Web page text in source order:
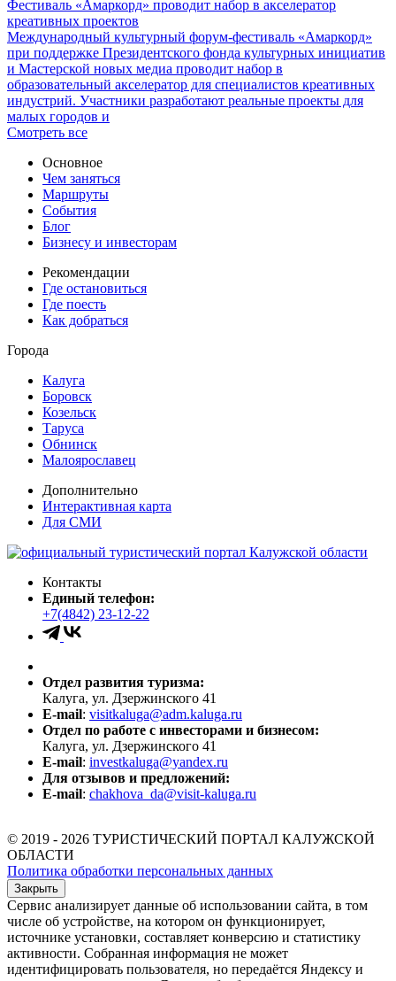
Фестиваль «Амаркорд» проводит набор в акселератор
креативных проектов
Международный культурный форум-фестиваль «Амаркорд»
при поддержке Президентского фонда культурных инициатив
и Мастерской новых медиа проводит набор в
образовательный акселератор для специалистов креативных
индустрий. Участники разработают реальные проекты для
малых городов и
Смотреть все
Основное
Чем заняться
Маршруты
События
Блог
Бизнесу и инвесторам
Рекомендации
Где остановиться
Где поесть
Как добраться
Города
Калуга
Боровск
Козельск
Таруса
Обнинск
Малоярославец
Дополнительно
Интерактивная карта
Для СМИ
Контакты
Единый телефон:
+7(4842) 23-12-22
Отдел развития туризма:
Калуга, ул. Дзержинского 41
E-mail: visitkaluga@adm.kaluga.ru
Отдел по работе с инвесторами и бизнесом:
Калуга, ул. Дзержинского 41
E-mail: investkaluga@yandex.ru
Для отзывов и предложений:
E-mail: chakhova_da@visit-kaluga.ru
© 2019 - 2026 ТУРИСТИЧЕСКИЙ ПОРТАЛ КАЛУЖСКОЙ
ОБЛАСТИ
Политика обработки персональных данных
Закрыть
Сервис анализирует данные об использовании сайта, в том
числе об устройстве, на котором он функционирует,
источнике установки, составляет конверсию и статистику
активности. Собранная информация не может
идентифицировать пользователя, но передаётся Яндексу и